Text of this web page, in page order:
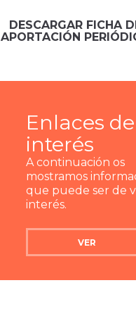
DESCARGAR FICHA
APORTACIÓN
Enlaces de
interés
A continuación os
mostramos
que puede ser de
interés.
VER